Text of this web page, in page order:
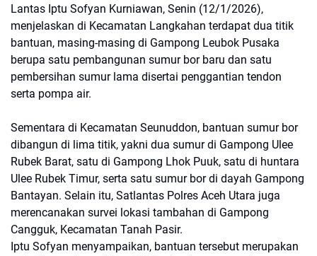
Lantas Iptu Sofyan Kurniawan, Senin (12/1/2026),
menjelaskan di Kecamatan Langkahan terdapat dua titik
bantuan, masing-masing di Gampong Leubok Pusaka
berupa satu pembangunan sumur bor baru dan satu
pembersihan sumur lama disertai penggantian tendon
serta pompa air.
Sementara di Kecamatan Seunuddon, bantuan sumur bor
dibangun di lima titik, yakni dua sumur di Gampong Ulee
Rubek Barat, satu di Gampong Lhok Puuk, satu di huntara
Ulee Rubek Timur, serta satu sumur bor di dayah Gampong
Bantayan. Selain itu, Satlantas Polres Aceh Utara juga
merencanakan survei lokasi tambahan di Gampong
Cangguk, Kecamatan Tanah Pasir.
Iptu Sofyan menyampaikan, bantuan tersebut merupakan